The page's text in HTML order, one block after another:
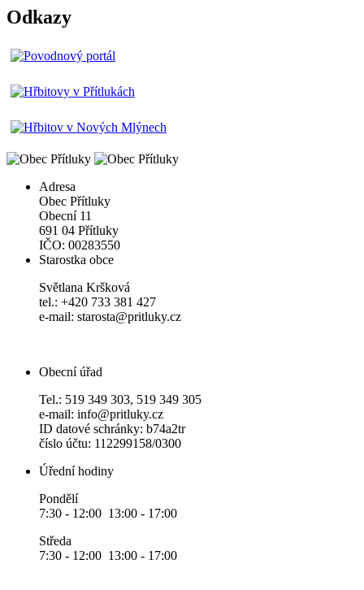
Odkazy
Adresa
Obec Přítluky
Obecní 11
691 04 Přítluky
IČO: 00283550
Starostka obce
Světlana Kršková
tel.: +420 733 381 427
e-mail: starosta@pritluky.cz
Obecní úřad
Tel.: 519 349 303, 519 349 305
e-mail: info@pritluky.cz
ID datové schránky: b74a2tr
číslo účtu: 112299158/0300
Úřední hodiny
Pondělí
7:30 - 12:00 13:00 - 17:00
Středa
7:30 - 12:00 13:00 - 17:00